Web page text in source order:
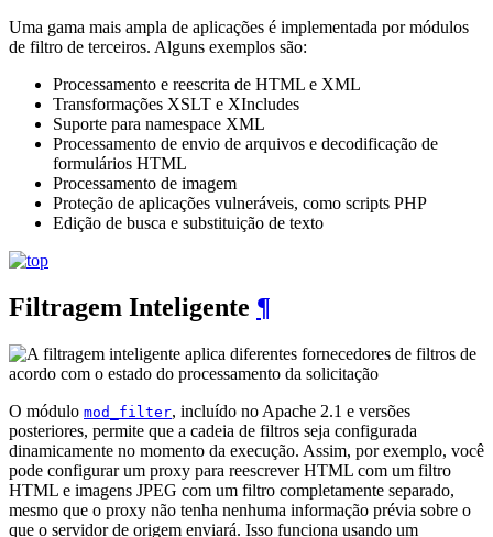
Uma gama mais ampla de aplicações é implementada por módulos
de filtro de terceiros. Alguns exemplos são:
Processamento e reescrita de HTML e XML
Transformações XSLT e XIncludes
Suporte para namespace XML
Processamento de envio de arquivos e decodificação de
formulários HTML
Processamento de imagem
Proteção de aplicações vulneráveis, como scripts PHP
Edição de busca e substituição de texto
Filtragem Inteligente ¶
O módulo mod_filter, incluído no Apache 2.1 e versões
posteriores, permite que a cadeia de filtros seja configurada
dinamicamente no momento da execução. Assim, por exemplo, você
pode configurar um proxy para reescrever HTML com um filtro
HTML e imagens JPEG com um filtro completamente separado,
mesmo que o proxy não tenha nenhuma informação prévia sobre o
que o servidor de origem enviará. Isso funciona usando um